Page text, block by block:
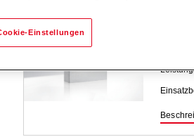
Einstellungen